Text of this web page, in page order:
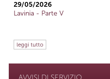
29/05/2026
Lavinia - Parte V
leggi tutto